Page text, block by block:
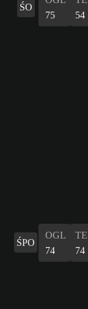
ŚO
75
54
ŚPO
OGL
74
74